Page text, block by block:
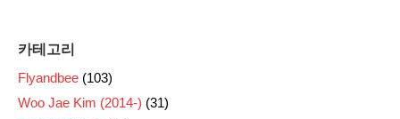
카테고리
Flyandbee (103)
Woo Jae Kim (2014-) (31)